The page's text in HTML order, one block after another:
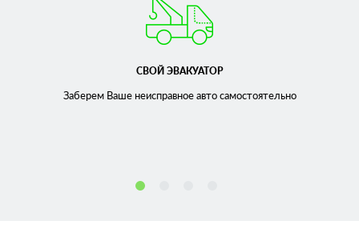
СВОЙ ЭВАКУАТОР
Заберем Ваше неисправноеавто самостоятельно